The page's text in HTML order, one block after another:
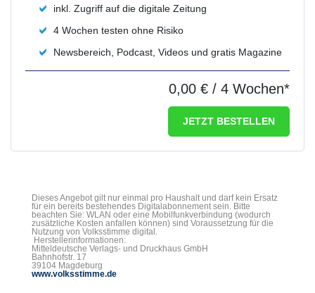
inkl. Zugriff auf die digitale Zeitung
4 Wochen testen ohne Risiko
Newsbereich, Podcast, Videos und gratis Magazine
0,00 € / 4 Wochen*
JETZT BESTELLEN
Dieses Angebot gilt nur einmal pro Haushalt und darf kein Ersatz
für ein bereits bestehendes Digitalabonnement sein. Bitte
beachten Sie: WLAN oder eine Mobilfunkverbindung (wodurch
zusätzliche Kosten anfallen können) sind Voraussetzung für die
Nutzung von Volksstimme digital.
Herstellerinformationen:
Mitteldeutsche Verlags- und Druckhaus GmbH
Bahnhofstr. 17
39104 Magdeburg
www.volksstimme.de